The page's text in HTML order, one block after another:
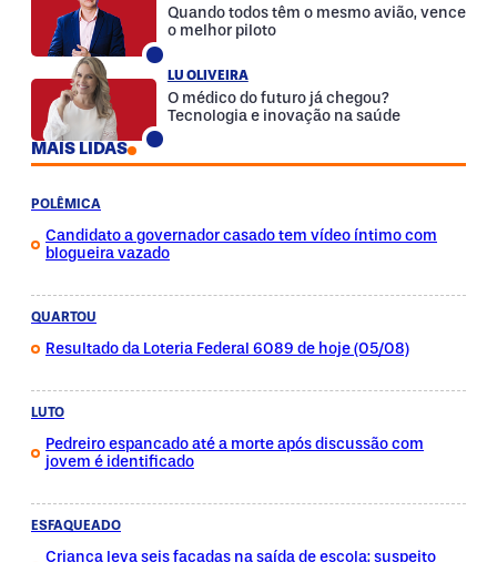
MAIS LIDAS
POLÊMICA
Candidato a governador casado tem vídeo íntimo com
blogueira vazado
QUARTOU
Resultado da Loteria Federal 6089 de hoje (05/08)
LUTO
Pedreiro espancado até a morte após discussão com
jovem é identificado
ESFAQUEADO
Criança leva seis facadas na saída de escola; suspeito
Quando todos têm o mesmo avião, vence
o melhor piloto
LU OLIVEIRA
O médico do futuro já chegou?
Tecnologia e inovação na saúde